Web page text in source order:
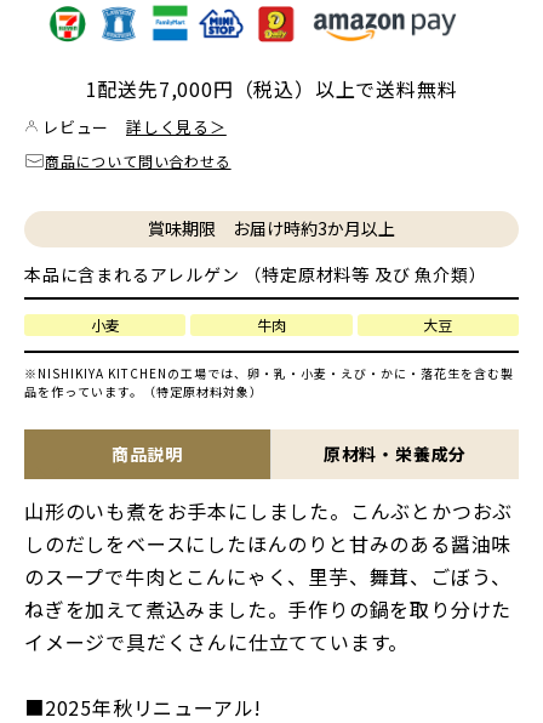
1配送先7,000円（税込）以上で送料無料
レビュー 詳しく見る＞
商品について問い合わせる
賞味期限 お届け時約3か月以上
本品に含まれるアレルゲン （特定原材料等 及び 魚介類）
小麦 牛肉 大豆
※NISHIKIYA KITCHENの工場では、卵・乳・小麦・えび・かに・落花生を含む製
品を作っています。（特定原材料対象）
商品説明 原材料・栄養成分
山形のいも煮をお手本にしました。こんぶとかつおぶ
しのだしをベースにしたほんのりと甘みのある醤油味
のスープで牛肉とこんにゃく、里芋、舞茸、ごぼう、
ねぎを加えて煮込みました。手作りの鍋を取り分けた
イメージで具だくさんに仕立てています。
■2025年秋リニューアル!